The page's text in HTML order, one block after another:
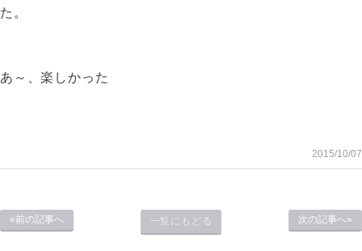
た。
あ～、楽しかった
2015/10/07
«前の記事へ 次の記事へ»
一覧にもどる